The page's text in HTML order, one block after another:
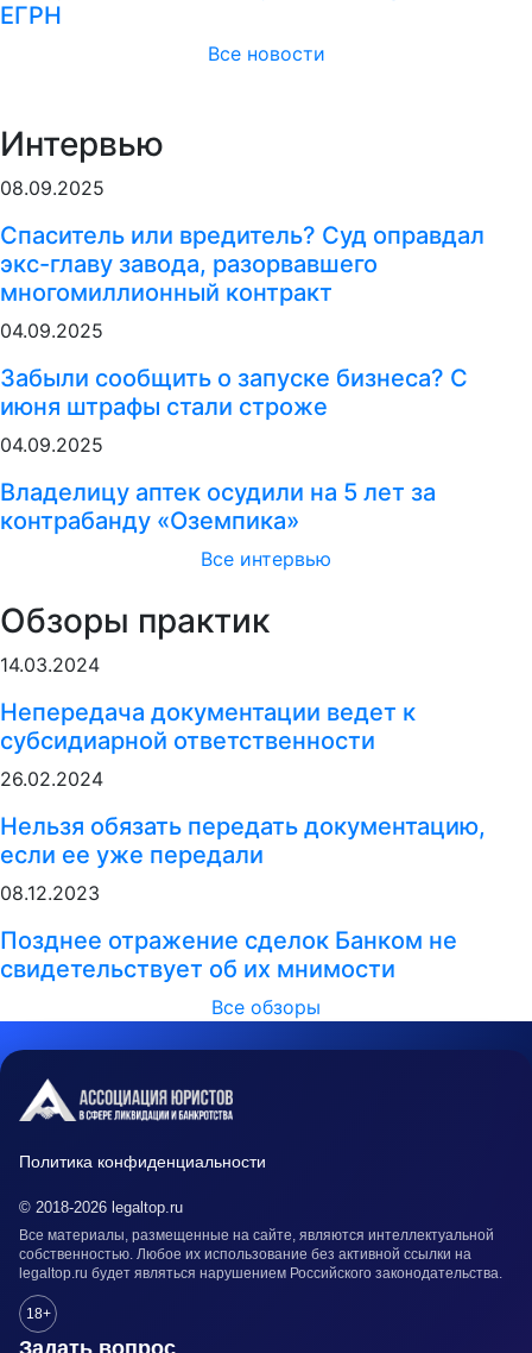
ЕГРН
Все новости
Интервью
08.09.2025
Спаситель или вредитель? Суд оправдал
экс-главу завода, разорвавшего
многомиллионный контракт
04.09.2025
Забыли сообщить о запуске бизнеса? С
июня штрафы стали строже
04.09.2025
Владелицу аптек осудили на 5 лет за
контрабанду «Оземпика»
Все интервью
Обзоры практик
14.03.2024
Непередача документации ведет к
субсидиарной ответственности
26.02.2024
Нельзя обязать передать документацию,
если ее уже передали
08.12.2023
Позднее отражение сделок Банком не
свидетельствует об их мнимости
Все обзоры
Политика конфиденциальности
© 2018-2026 legaltop.ru
Все материалы, размещенные на сайте, являются интеллектуальной
собственностью. Любое их использование без активной ссылки на
legaltop.ru будет являться нарушением Российского законодательства.
18+
Задать вопрос